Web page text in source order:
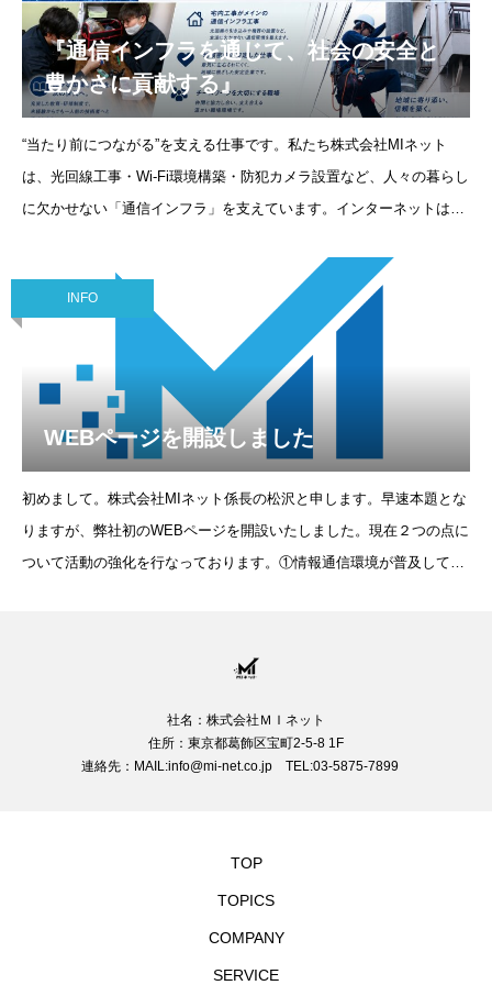
『通信インフラを通じて、社会の安全と
豊かさに貢献する』
“当たり前につながる”を支える仕事です。私たち株式会社MIネット
は、光回線工事・Wi-Fi環境構築・防犯カメラ設置など、人々の暮らし
に欠かせない「通信インフラ」を支えています。インターネットは、
INFO
WEBページを開設しました
初めまして。株式会社MIネット係長の松沢と申します。早速本題とな
りますが、弊社初のWEBページを開設いたしました。現在２つの点に
ついて活動の強化を行なっております。①情報通信環境が普及してい
社名：株式会社ＭＩネット
住所：東京都葛飾区宝町2-5-8 1F
連絡先：MAIL:info@mi-net.co.jp TEL:03-5875-7899
TOP
TOPICS
COMPANY
SERVICE